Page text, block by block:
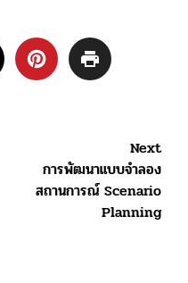
Next
การพัฒนาแบบจำลอง
สถานการณ์ Scenario
Planning